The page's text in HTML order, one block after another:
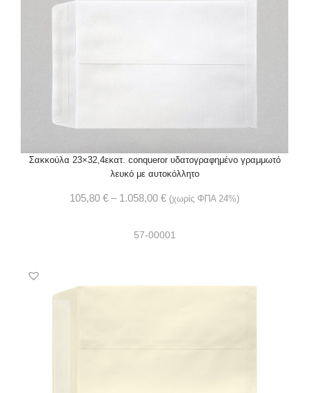
Σακκούλα 23×32,4εκατ. conqueror υδατογραφημένο γραμμωτό
λευκό με αυτοκόλλητο
105,80 € – 1.058,00 € (χωρίς ΦΠΑ 24%)
57-00001